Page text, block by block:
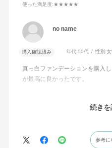
ン・ジステアルジモニウム
シカプリリルシラン・メチ
トラメチルブチルフェノー
－10・レシチン・塩化Na・
Al・フェノキシエタノール・
鉄
使った満足度:★★★★★
no name
購入確認済み 年代:50代 性別:
真っ白ファンデーションを購入
が最高に良かったです。
で顔全体に使えるので、薄付な
もかなり良く、長年、化粧生活
ラに「はまり」つつありました
続きを
参考に